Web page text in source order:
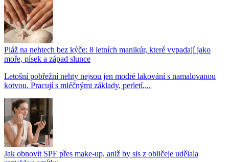
Pláž na nehtech bez kýče: 8 letních manikúr, které vypadají jako
moře, písek a západ slunce
Letošní pobřežní nehty nejsou jen modré lakování s namalovanou
kotvou. Pracují s mléčnými základy, perletí,...
Jak obnovit SPF přes make-up, aniž by sis z obličeje udělala